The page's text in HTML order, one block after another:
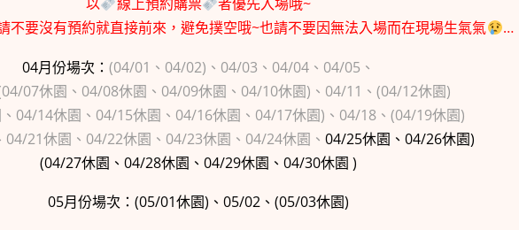
不要沒有預約就直接前來，避免撲空哦~也請不要因無法入場而在現場生氣氣
…
04月份場次： (04/01、04/02)、04/03、04/04、04/05、
07休園、04/08休園、04/09休園、04/10休園)、04/11、(04/12休園)
04/14休園、04/15休園、04/16休園、04/17休園)、04/18、(04/19休園)
04/21休園、04/22休園、04/23休園、04/24休園、 04/25休園、04/26休園)
(04/27休園、04/28休園、04/29休園、04/30休園 )
05月份場次：(05/01休園)、05/02、(05/03休園)